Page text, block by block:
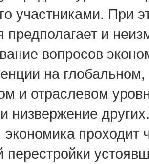
участниками. При
предполагает и
вопросов
на
и отраслевом
низвержение
проходит
перестройки